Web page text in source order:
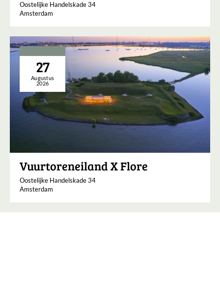
Oostelijke Handelskade 34
Amsterdam
27
Augustus
2026
Vuurtoreneiland X Flore
Oostelijke Handelskade 34
Amsterdam